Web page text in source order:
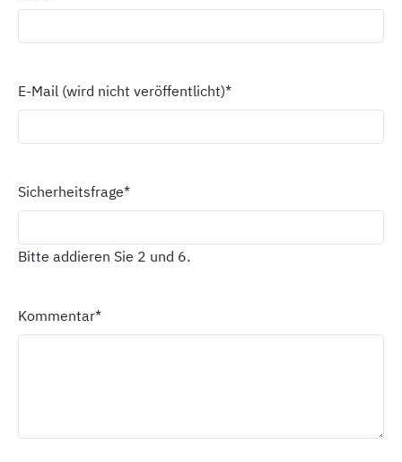
E-Mail (wird nicht veröffentlicht)*
Sicherheitsfrage*
Bitte addieren Sie 2 und 6.
Kommentar*